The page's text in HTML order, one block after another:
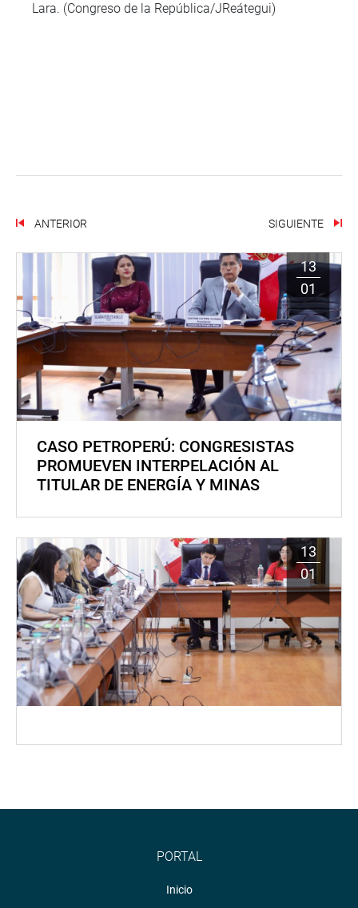
Lara. (Congreso de la República/JReátegui)
ANTERIOR SIGUIENTE
13
01
CASO PETROPERÚ: CONGRESISTAS
PROMUEVEN INTERPELACIÓN AL
TITULAR DE ENERGÍA Y MINAS
13
01
PORTAL
Inicio